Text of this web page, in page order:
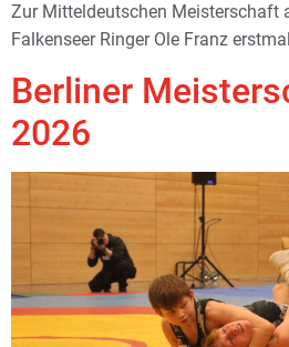
Zur Mitteldeutschen Meisterschaft
Falkenseer Ringer Ole Franz
Berliner
2026